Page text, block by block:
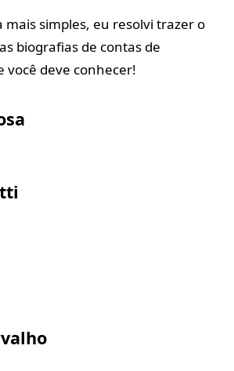
mais simples, eu resolvi trazer o
biografias de contas de
deve conhecer!